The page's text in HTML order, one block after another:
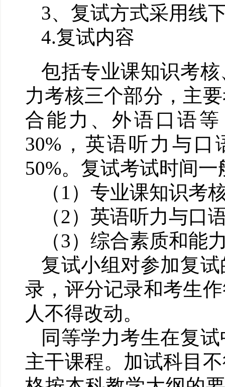
3、复试方式采用线
4.复试内容
包括专业课知识考
力考核三个部分，主
合能力、外语口语
30% ，英语听力与口
50%。复试考试时间一
（ 1 ）专业课知识考
（2）英语听力与口
（3）综合素质和能
复试小组对参加复
录，评分记录和考生
人不得改动。
同等学力考生在复
主干课程。加试科目